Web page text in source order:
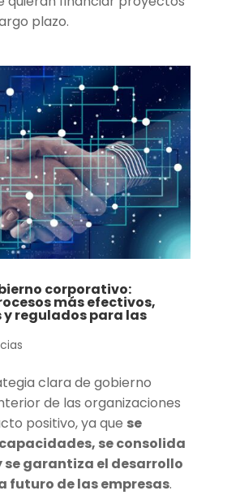
plazo.
corporativo:
más efectivos,
regulados para las
clara de gobierno
de las organizaciones
positivo, ya que se
se consolida
garantiza el desarrollo
futuro de las empresas.